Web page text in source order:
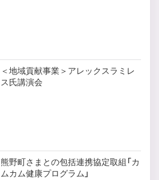
＜地域貢献事業＞アレックスラミレ
ス氏講演会
熊野町さまとの包括連携協定取組「カ
ムカム健康プログラム」